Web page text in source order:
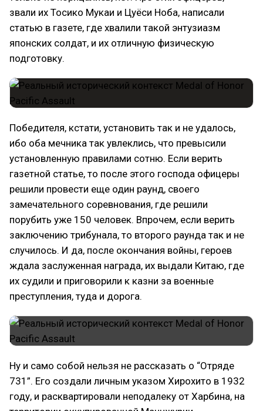
звали их Тосико Мукаи и Цуёси Ноба, написали
статью в газете, где хвалили такой энтузиазм
японских солдат, и их отличную физическую
подготовку.
Победителя, кстати, установить так и не удалось,
ибо оба мечника так увлеклись, что превысили
установленную правилами сотню. Если верить
газетной статье, то после этого господа офицеры
решили провести еще один раунд, своего
замечательного соревнования, где решили
порубить уже 150 человек. Впрочем, если верить
заключению трибунала, то второго раунда так и не
случилось. И да, после окончания войны, героев
ждала заслуженная награда, их выдали Китаю, где
их судили и приговорили к казни за военные
преступления, туда и дорога.
Ну и само собой нельзя не рассказать о “Отряде
731”. Его создали личным указом Хирохито в 1932
году, и расквартировали неподалеку от Харбина, на